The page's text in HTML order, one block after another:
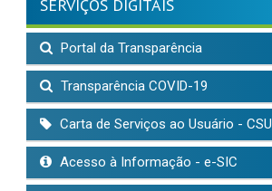
SERVIÇOS DIGITAIS
Portal da Transparência
Transparência COVID-19
Carta de Serviços ao Usuário - CSU
Acesso à Informação - e-SIC